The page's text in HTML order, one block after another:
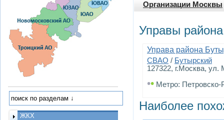
Организации Москвы
Управы
Управа района
СВАО / Бутырский
127322, г.Москва,
•• Метро: Петровско-
Наиболее
ЖКХ